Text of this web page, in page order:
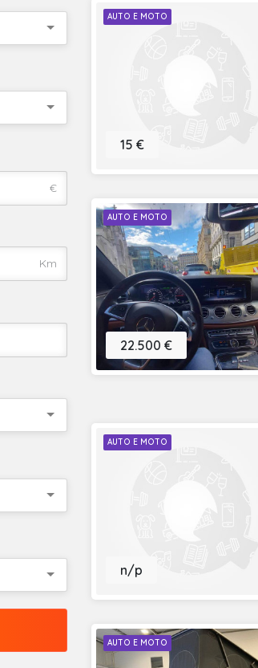
€
Km
AUTO E MOTO
15 €
AUTO E MOTO
22.500 €
AUTO E MOTO
n/p
AUTO E MOTO